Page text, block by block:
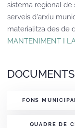
sistema regional de
serveis d'arxiu
materialitza des de
MANTENIMENT I
FONS
QUADRE DE